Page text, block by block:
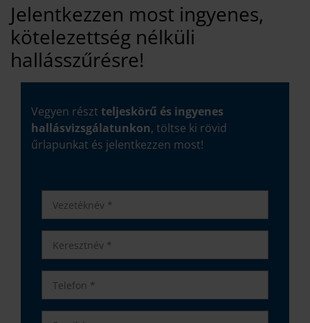
Jelentkezzen most ingyenes,
kötelezettség nélküli
hallásszűrésre!
Vegyen részt teljeskörű és ingyenes
hallásvizsgálatunkon, töltse ki rövid
űrlapunkat és jelentkezzen most!